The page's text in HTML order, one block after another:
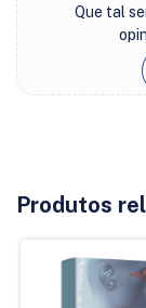
Que tal
Produtos